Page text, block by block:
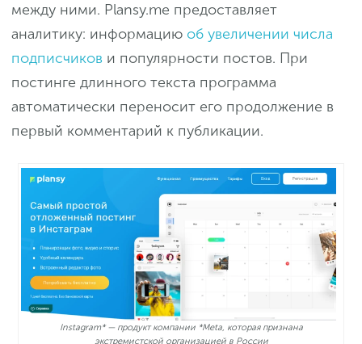
между ними. Plansy.me предоставляет
аналитику: информацию об увеличении числа
подписчиков и популярности постов. При
постинге длинного текста программа
автоматически переносит его продолжение в
первый комментарий к публикации.
Instagram* — продукт компании *Meta, которая признана
экстремистской организацией в России